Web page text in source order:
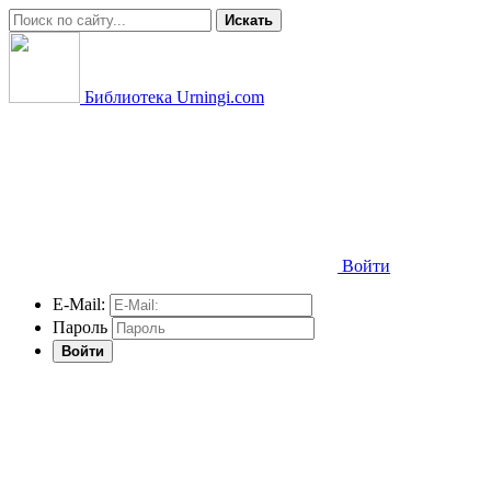
Искать
Библиотека Urningi.com
Войти
E-Mail:
Пароль
Войти